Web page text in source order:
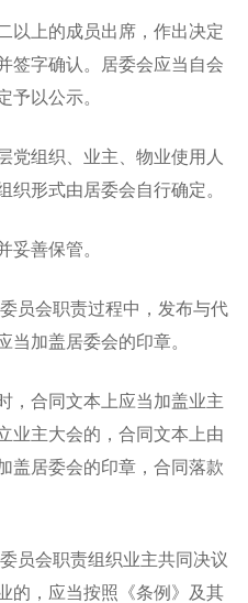
上的成员出席，作出决定
签字确认。居委会应当自会
予以公示。
组织、业主、物业使用人
织形式由居委会自行确定。
善保管。
会职责过程中，发布与代
当加盖居委会的印章。
合同文本上应当加盖业主
业主大会的，合同文本上由
盖居委会的印章，合同落款
会职责组织业主共同决议
的，应当按照《条例》及其